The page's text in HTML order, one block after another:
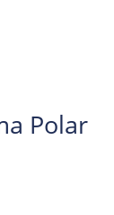
Polar